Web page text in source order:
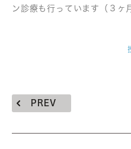
ン診療も行っています（３ヶ
PREV